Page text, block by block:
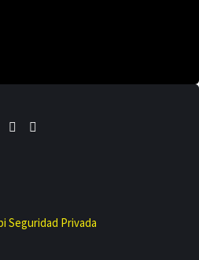
Seguridad Privada